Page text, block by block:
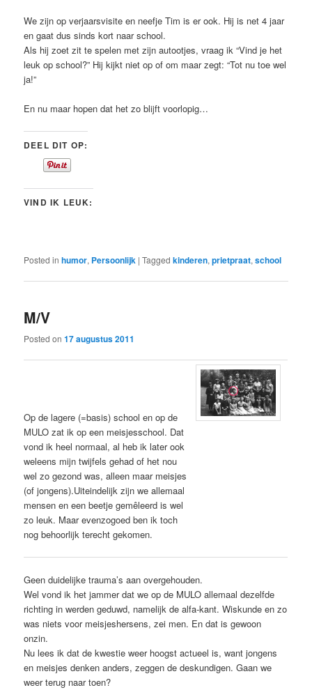
We zijn op verjaarsvisite en neefje Tim is er ook. Hij is net 4 jaar
en gaat dus sinds kort naar school.
Als hij zoet zit te spelen met zijn autootjes, vraag ik “Vind je het
leuk op school?” Hij kijkt niet op of om maar zegt: “Tot nu toe wel
ja!”
En nu maar hopen dat het zo blijft voorlopig…
DEEL DIT OP:
VIND IK LEUK:
Posted in humor, Persoonlijk |Tagged kinderen,prietpraat,school
M/V
Posted on17 augustus 2011
Op de lagere (=basis) school en op de
MULO zat ik op een meisjesschool. Dat
vond ik heel normaal, al heb ik later ook
weleens mijn twijfels gehad of het nou
wel zo gezond was, alleen maar meisjes
(of jongens).Uiteindelijk zijn we allemaal
mensen en een beetje gemêleerd is wel
zo leuk. Maar evenzogoed ben ik toch
nog behoorlijk terecht gekomen.
Geen duidelijke trauma’s aan overgehouden.
Wel vond ik het jammer dat we op de MULO allemaal dezelfde
richting in werden geduwd, namelijk de alfa-kant. Wiskunde en zo
was niets voor meisjeshersens, zei men. En dat is gewoon
onzin.
Nu lees ik dat de kwestie weer hoogst actueel is, want jongens
en meisjes denken anders, zeggen de deskundigen. Gaan we
weer terug naar toen?